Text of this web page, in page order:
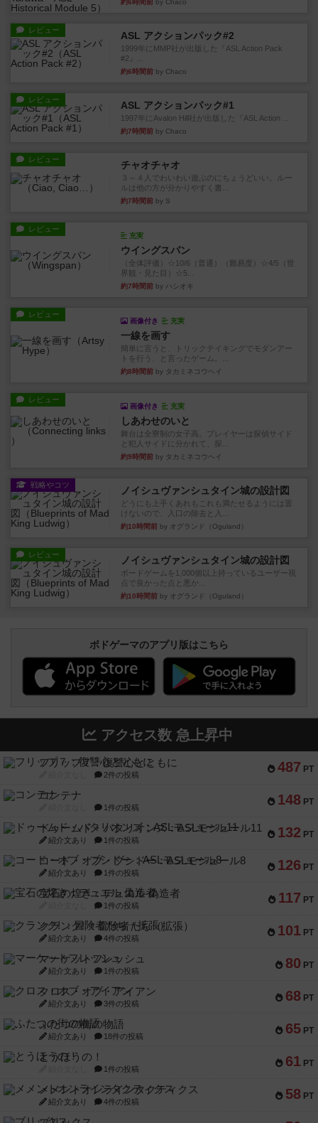
レビュー ASL アクションパック#2
1999年にMMP社が出版した『ASL Action Pack
#2』...
約6時間前 by Chaco
レビュー ASL アクションパック#1
1997年にAvalon Hill社が出版した『ASL Action ...
約7時間前 by Chaco
レビュー チャオチャオ
３～４人でわいわい遊ぶのにちょうどいい。ルー
ルは他の方が分かりやすく書...
約7時間前 by S
レビュー
充実
ウイングスパン
（全体評価）☆10/6（普通）（難易度）☆4/5（世
界観・見た目）☆5...
約7時間前 by ハシオキ
レビュー
画像付き 充実
一線を画す
簡単に言うと、トリックテイキングでモダンアー
トを行う、と言ったゲーム。...
約8時間前 by タカミネコウヘイ
レビュー
画像付き 充実
しあわせのいと
舞台は全寮制の女子高。プレイヤーは探偵サイド
と犯人サイドに分かれて、探...
約9時間前 by タカミネコウヘイ
戦略やコツ ノイシュヴァンシュタイン城の設計図
どうにも上手くあれもこれも満たせるようには置
けないので、入口の除去と入...
約10時間前 by オグランド（Oguland）
レビュー ノイシュヴァンシュタイン城の設計図
ボードゲームを1,000個以上持っているユーザー視
点で良かった点と悪か...
約10時間前 by オグランド（Oguland）
ボドゲーマのアプリ版はこちら
アクセス数 急上昇中
487 PT
フリップ７：復讐心とともに
2件の投稿
148 PT
コンテナ
1件の投稿
132 PT
ドゥームド・バタリオンズ：ASLモジュール11
紹介文あり 1件の投稿
126 PT
コード・オブ・ブシドー：ASLモジュール8
紹介文あり 1件の投稿
117 PT
宝石の煌き：デュエル 偽造者
1件の投稿
101 PT
クランク! ：冒険者たち（拡張）
紹介文あり 4件の投稿
80 PT
マーケットフレッシュ
紹介文あり 1件の投稿
68 PT
クロス・オブ・アイアン
紹介文あり 3件の投稿
65 PT
ふたつの街の物語
紹介文あり 18件の投稿
61 PT
とうほうの！
1件の投稿
58 PT
メメントオンラインタクティクス
紹介文あり 4件の投稿